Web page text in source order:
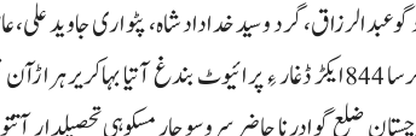
گوعبدالرزاق، گرد و سید خداداد شاہ، پٹواری جاوید